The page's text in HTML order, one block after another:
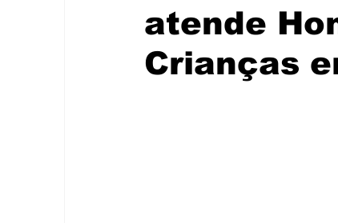
atende
Crianças